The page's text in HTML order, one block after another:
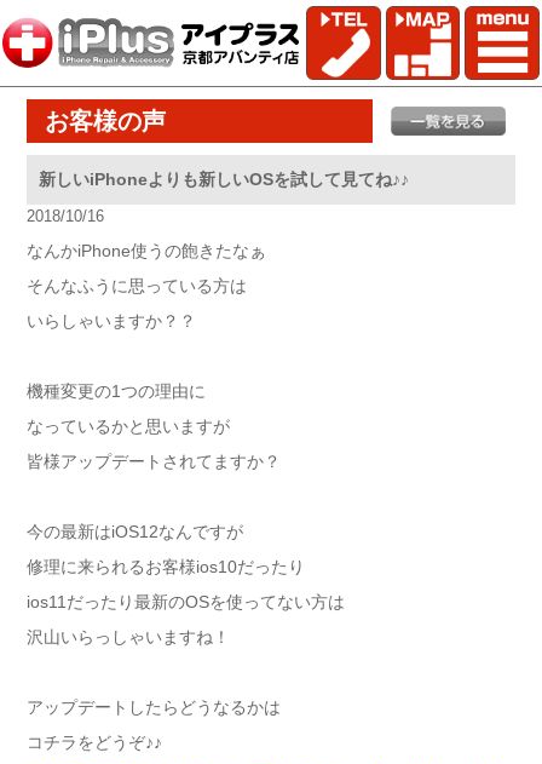
お客様の声
新しいiPhoneよりも新しいOSを試して見てね♪♪
2018/10/16
なんかiPhone使うの飽きたなぁ
そんなふうに思っている方は
いらしゃいますか？？
機種変更の1つの理由に
なっているかと思いますが
皆様アップデートされてますか？
今の最新はiOS12なんですが
修理に来られるお客様ios10だったり
ios11だったり最新のOSを使ってない方は
沢山いらっしゃいますね！
アップデートしたらどうなるかは
コチラをどうぞ♪♪